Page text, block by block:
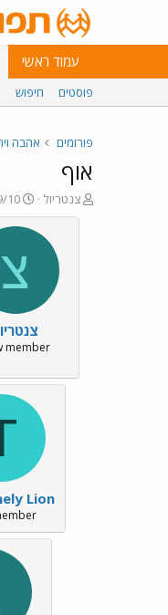
עמוד ראשי
פוסטים חיפוש
פורומים אהבה
אוף
פ
ו
צנטריול
פ
ו
ר
ם
ב
א
ר
י
10
צ
member
Lion